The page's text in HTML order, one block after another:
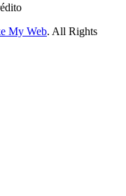
My Web. All Rights